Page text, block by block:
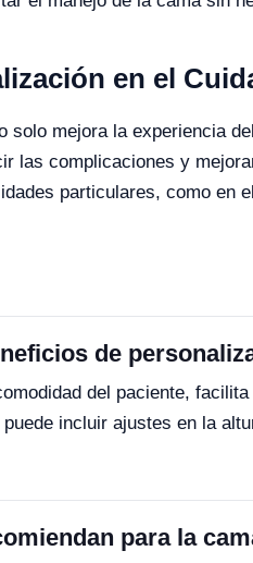
en el
solo mejora la experiencia
las complicaciones y
particulares, como en
de
del paciente,
incluir ajustes en la
para la